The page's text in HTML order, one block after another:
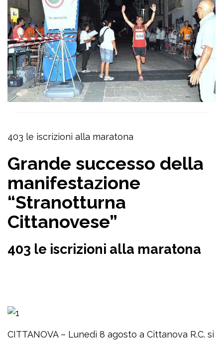
403 le iscrizioni alla maratona
Grande successo della
manifestazione
“Stranotturna
Cittanovese”
403 le iscrizioni alla maratona
CITTANOVA – Lunedì 8 agosto a Cittanova R.C. si